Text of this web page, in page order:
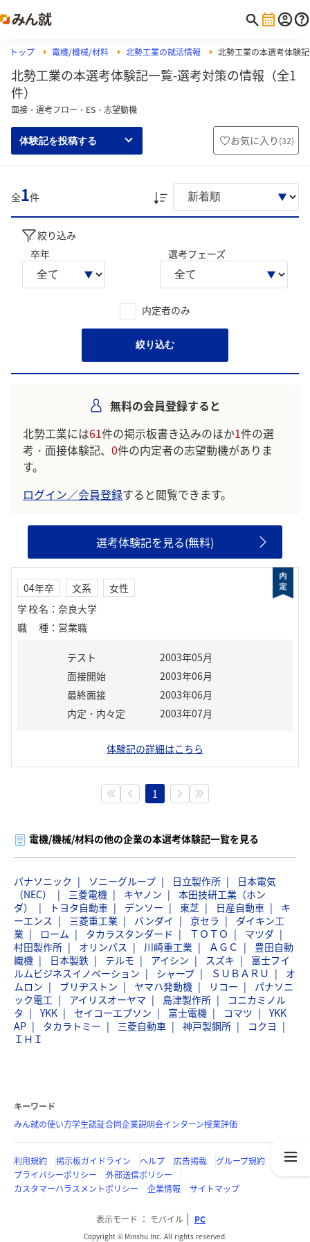
トップ 電機/機械/材料 北勢工業の就活情報 北勢工業の本選考体験
北勢工業の本選考体験記一覧-選考対策の情報（全1
件）
面接・選考フロー・ES・志望動機
体験記を投稿する お気に入り (32)
全1件
絞り込み
卒年
選考フェーズ
内定者のみ
絞り込む
無料の会員登録すると
北勢工業には61件の掲示板書き込みのほか1件の選
考・面接体験記、 0件の内定者の志望動機がありま
す。
ログイン／会員登録すると閲覧できます。
選考体験記を見る(無料)
04年卒 文系
女性
学校名 ： 奈良大学
職種 ： 営業職
テスト
2003年05月
面接開始
2003年06月
最終面接
2003年06月
内定・内々定
2003年07月
体験記の詳細はこちら
1
電機/機械/材料の他の企業の本選考体験記一覧を見る
パナソニック ソニーグループ 日立製作所
日本電気
（NEC）
三菱電機 キヤノン
本田技研工業（ホン
ダ）
トヨタ自動車 デンソー 東芝 日産自動車
キ
ーエンス
三菱重工業 バンダイ 京セラ
ダイキン工
業
ローム タカラスタンダード ＴＯＴＯ
マツダ
村田製作所
オリンパス 川崎重工業 ＡＧＣ
豊田自動
織機
日本製鉄 テルモ アイシン スズキ
富士フイ
ルムビジネスイノベーション
シャープ ＳＵＢＡＲＵ
オ
ムロン
ブリヂストン ヤマハ発動機 リコー
パナソニ
ック電工
アイリスオーヤマ 島津製作所
コニカミノル
タ
YKK セイコーエプソン 富士電機 コマツ
YKK
AP
タカラトミー 三菱自動車 神戸製鋼所
コクヨ
ＩＨＩ
キーワード
みん就の使い方学生認証合同企業説明会インターン授業評価
利用規約 掲示板ガイドライン ヘルプ 広告掲載
グループ規約
プライバシーポリシー
外部送信ポリシー
カスタマーハラスメントポリシー
企業情報 サイトマップ
表示モード モバイル PC
Copyright © Minshu Inc. All rights reserved.